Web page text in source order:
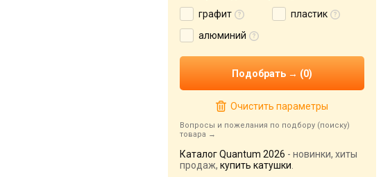
графит
пластик
алюминий
Очистить параметры
Вопросы и пожелания по подбору (поиску)
товара
Каталог Quantum 2026 - новинки, хиты
продаж, купить катушки